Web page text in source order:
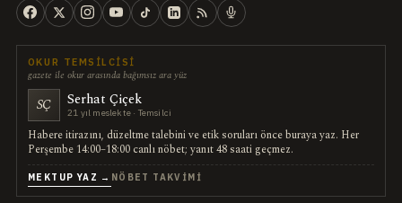
OKUR TEMSILCISI
gazete ile okur arasında bağımsız ara yüz
SÇ Serhat Çiçek
21 yıl meslekte · Temsilci
Habere itirazını, düzeltme talebini ve etik soruları önce buraya yaz. Her
Perşembe 14:00–18:00 canlı nöbet; yanıt 48 saati geçmez.
MEKTUP YAZ → NÖBET TAKVIMI